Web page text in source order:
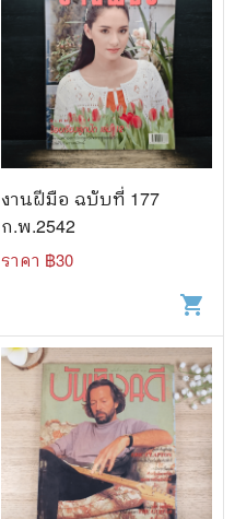
งานฝีมือ ฉบับที่ 177
ก.พ.2542
ราคา ฿30
shopping_cart